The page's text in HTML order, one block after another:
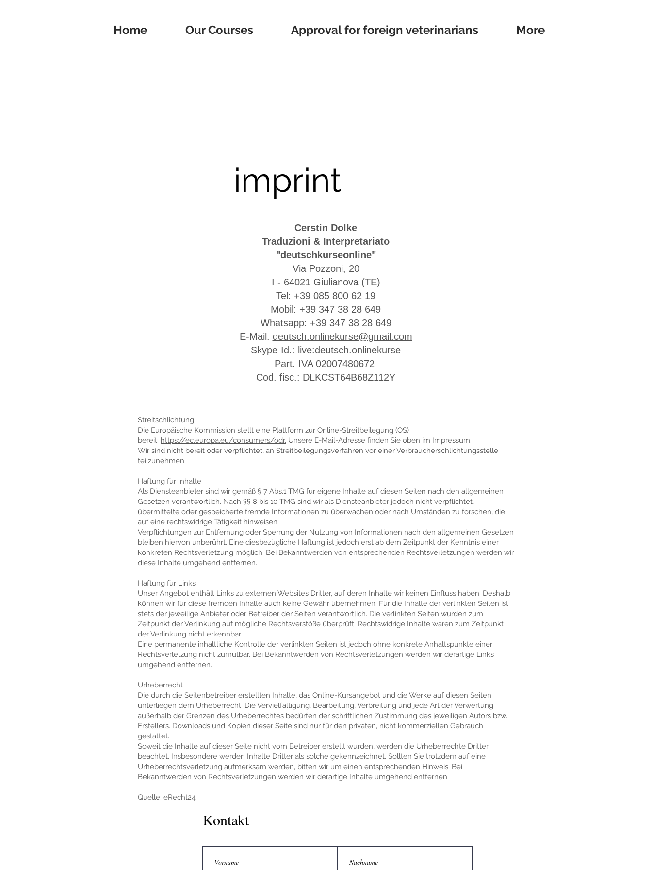
Home Our Courses Approval for foreign veterinarians More
imprint
Cerstin Dolke
Traduzioni & Interpretariato
"deutschkurseonline"
Via Pozzoni, 20
I - 64021 Giulianova (TE)
Tel: +39 085 800 62 19
Mobil: +39 347 38 28 649
Whatsapp: +39 347 38 28 649
E-Mail: deutsch.onlinekurse@gmail.com
Skype-Id.: live:deutsch.onlinekurse
Part. IVA 02007480672
Cod. fisc.: DLKCST64B68Z112Y
Streitschlichtung
Die Europäische Kommission stellt eine Plattform zur Online-Streitbeilegung (OS)
bereit: https://ec.europa.eu/consumers/odr. Unsere E-Mail-Adresse finden Sie oben im Impressum.
Wir sind nicht bereit oder verpflichtet, an Streitbeilegungsverfahren vor einer Verbraucherschlichtungsstelle
teilzunehmen.
Haftung für Inhalte
Als Diensteanbieter sind wir gemäß § 7 Abs.1 TMG für eigene Inhalte auf diesen Seiten nach den allgemeinen
Gesetzen verantwortlich. Nach §§ 8 bis 10 TMG sind wir als Diensteanbieter jedoch nicht verpflichtet,
übermittelte oder gespeicherte fremde Informationen zu überwachen oder nach Umständen zu forschen, die
auf eine rechtswidrige Tätigkeit hinweisen.
Verpflichtungen zur Entfernung oder Sperrung der Nutzung von Informationen nach den allgemeinen Gesetzen
bleiben hiervon unberührt. Eine diesbezügliche Haftung ist jedoch erst ab dem Zeitpunkt der Kenntnis einer
konkreten Rechtsverletzung möglich. Bei Bekanntwerden von entsprechenden Rechtsverletzungen werden wir
diese Inhalte umgehend entfernen.
Haftung für Links
Unser Angebot enthält Links zu externen Websites Dritter, auf deren Inhalte wir keinen Einfluss haben. Deshalb
können wir für diese fremden Inhalte auch keine Gewähr übernehmen. Für die Inhalte der verlinkten Seiten ist
stets der jeweilige Anbieter oder Betreiber der Seiten verantwortlich. Die verlinkten Seiten wurden zum
Zeitpunkt der Verlinkung auf mögliche Rechtsverstöße überprüft. Rechtswidrige Inhalte waren zum Zeitpunkt
der Verlinkung nicht erkennbar.
Eine permanente inhaltliche Kontrolle der verlinkten Seiten ist jedoch ohne konkrete Anhaltspunkte einer
Rechtsverletzung nicht zumutbar. Bei Bekanntwerden von Rechtsverletzungen werden wir derartige Links
umgehend entfernen.
Urheberrecht
Die durch die Seitenbetreiber erstellten Inhalte, das Online-Kursangebot und die Werke auf diesen Seiten
unterliegen dem Urheberrecht. Die Vervielfältigung, Bearbeitung, Verbreitung und jede Art der Verwertung
außerhalb der Grenzen des Urheberrechtes bedürfen der schriftlichen Zustimmung des jeweiligen Autors bzw.
Erstellers. Downloads und Kopien dieser Seite sind nur für den privaten, nicht kommerziellen Gebrauch
gestattet.
Soweit die Inhalte auf dieser Seite nicht vom Betreiber erstellt wurden, werden die Urheberrechte Dritter
beachtet. Insbesondere werden Inhalte Dritter als solche gekennzeichnet. Sollten Sie trotzdem auf eine
Urheberrechtsverletzung aufmerksam werden, bitten wir um einen entsprechenden Hinweis. Bei
Bekanntwerden von Rechtsverletzungen werden wir derartige Inhalte umgehend entfernen.
Quelle: eRecht24
Kontakt